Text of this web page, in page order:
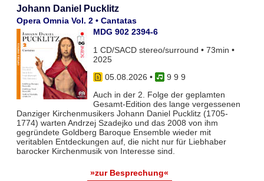
Johann Daniel Pucklitz
Opera Omnia Vol. 2 • Cantatas
MDG 902 2394-6
1 CD/SACD stereo/surround • 73min •
2025
05.08.2026 •
9 9 9
Auch in der 2. Folge der geplamten
Gesamt-Edition des lange vergessenen
Danziger Kirchenmusikers Johann Daniel Pucklitz (1705-
1774) warten Andrzej Szadejko und das 2008 von ihm
gegründete Goldberg Baroque Ensemble wieder mit
veritablen Entdeckungen auf, die nicht nur für Liebhaber
barocker Kirchenmusik von Interesse sind.
»zur Besprechung«